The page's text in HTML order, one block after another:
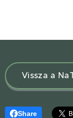
Vissza a
Share